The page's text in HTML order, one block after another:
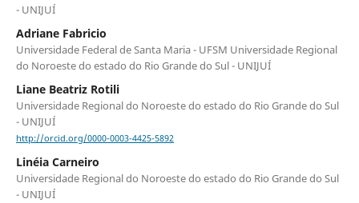
- UNIJUÍ
Adriane Fabricio
Universidade Federal de Santa Maria - UFSM Universidade Regional
do Noroeste do estado do Rio Grande do Sul - UNIJUÍ
Liane Beatriz Rotili
Universidade Regional do Noroeste do estado do Rio Grande do Sul
- UNIJUÍ
http://orcid.org/0000-0003-4425-5892
Linéia Carneiro
Universidade Regional do Noroeste do estado do Rio Grande do Sul
- UNIJUÍ